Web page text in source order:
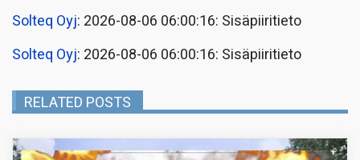
Solteq Oyj: 2026-08-06 06:00:16: Sisäpiiritieto
Solteq Oyj: 2026-08-06 06:00:16: Sisäpiiritieto
RELATED POSTS